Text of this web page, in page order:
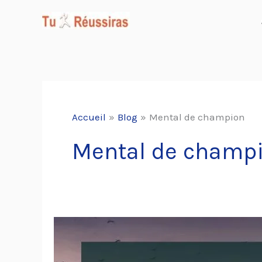
Accueil Blog Mental de champion
Mental de
Citations